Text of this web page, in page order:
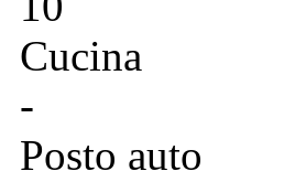
Cucina
-
Posto auto